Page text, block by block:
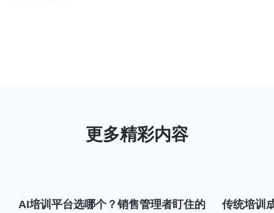
AI培训平台选哪个？销售管理者盯住的
传统培训